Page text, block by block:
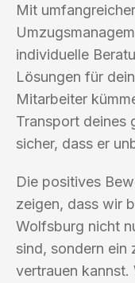
Mit
individuelle
Lösungen für
Mitarbeiter
Transport deines
sicher, dass er
Die positives
zeigen, dass wir
Wolfsburg nicht
sind, sondern ein
vertrauen